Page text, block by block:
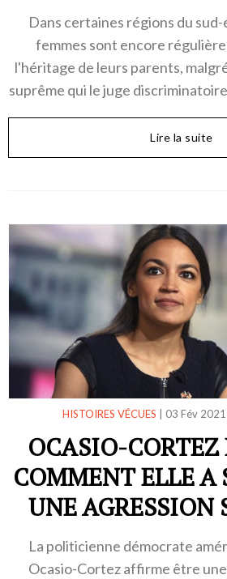
Dans certaines régions du
femmes sont encore
l'héritage de leurs parents,
suprême qui le juge
Lire la suite
HISTOIRES VÉCUES 03 Fév 2021
OCASIO-CORTEZ
COMMENT ELLE A
UNE AGRESSION
La politicienne démocrate
Ocasio-Cortez affirme être